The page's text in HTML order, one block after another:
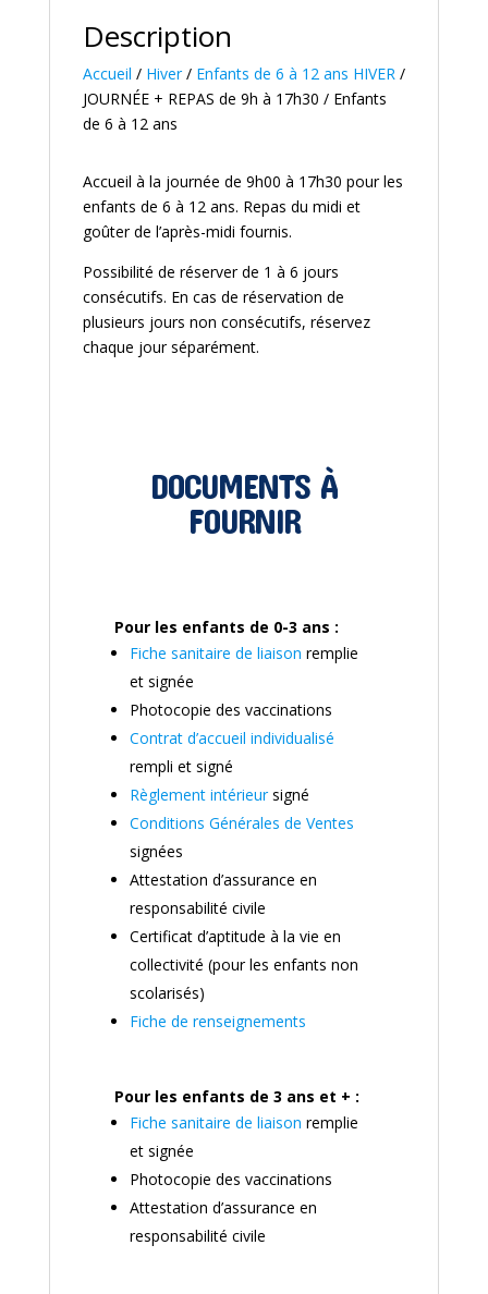
Description
Accueil / Hiver/ Enfants de 6 à 12 ans HIVER/
JOURNÉE + REPAS de 9h à 17h30 / Enfants
de 6 à 12 ans
Accueil à la journée de 9h00 à 17h30 pour les
enfants de 6 à 12 ans. Repas du midi et
goûter de l’après-midi fournis.
Possibilité de réserver de 1 à 6 jours
consécutifs. En cas de réservation de
plusieurs jours non consécutifs, réservez
chaque jour séparément.
DOCUMENTS À
FOURNIR
Pour les enfants de 0-3 ans :
Fiche sanitaire de liaisonremplie
et signée
Photocopie des vaccinations
Contrat d’accueil individualisé
rempli et signé
Règlement intérieursigné
Conditions Générales de Ventes
signées
Attestation d’assurance en
responsabilité civile
Certificat d’aptitude à la vie en
collectivité (pour les enfants non
scolarisés)
Fiche de renseignements
Pour les enfants de 3 ans et + :
Fiche sanitaire de liaisonremplie
et signée
Photocopie des vaccinations
Attestation d’assurance en
responsabilité civile